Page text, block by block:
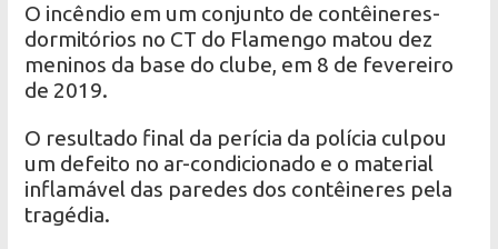
O incêndio em um conjunto de contêineres-
dormitórios no CT do Flamengo matou dez
meninos da base do clube, em 8 de fevereiro
de 2019.
O resultado final da perícia da polícia culpou
um defeito no ar-condicionado e o material
inflamável das paredes dos contêineres pela
tragédia.